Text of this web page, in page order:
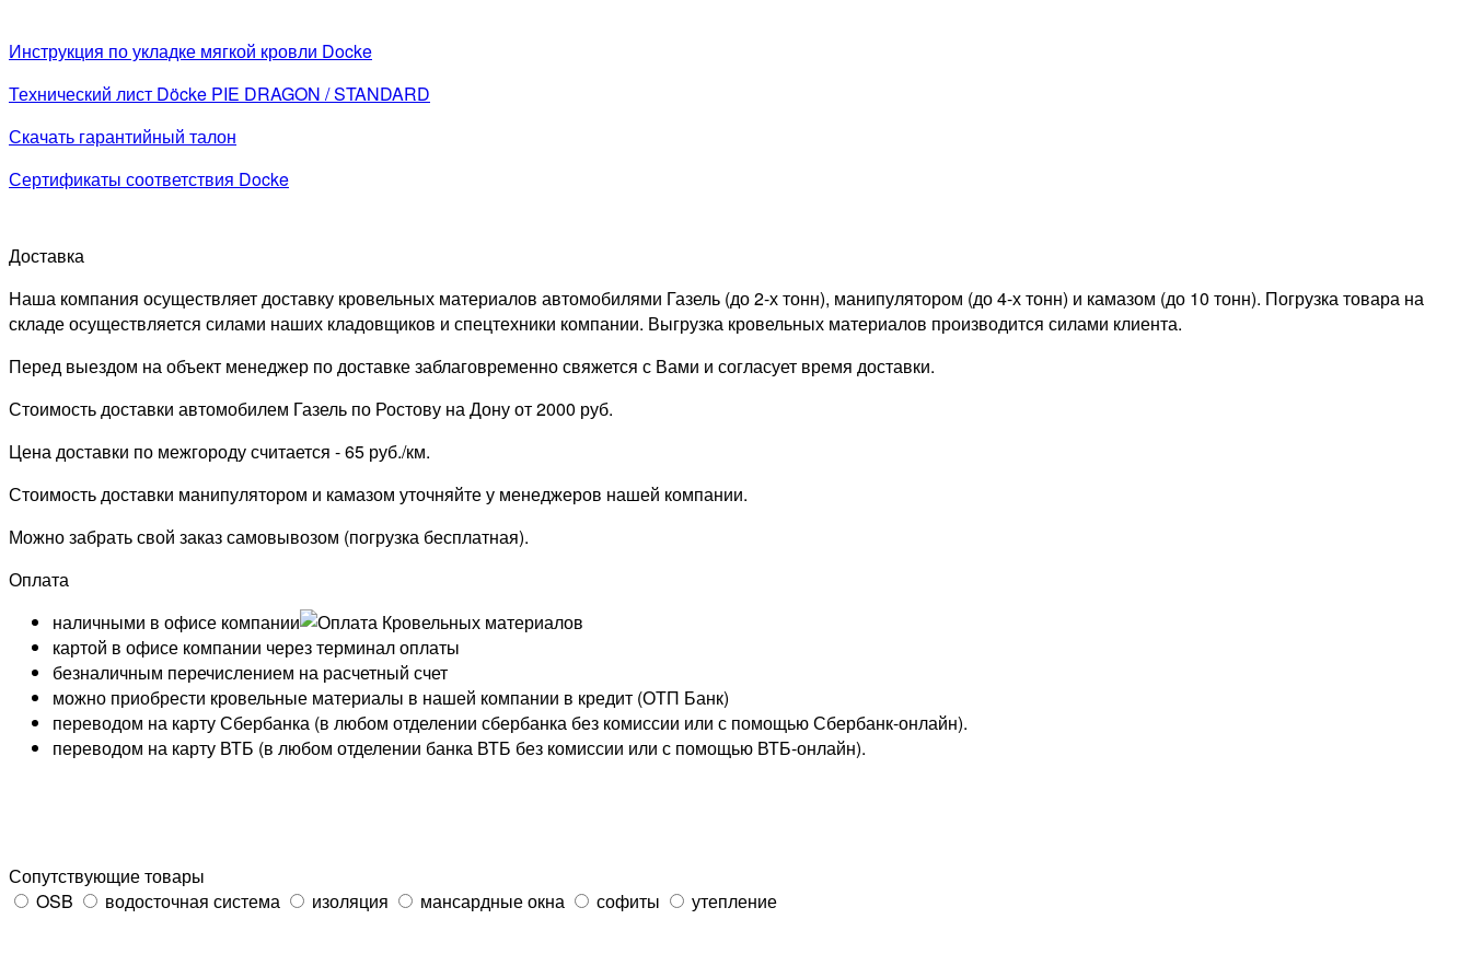
Инструкция по укладке мягкой кровли Docke
Технический лист Döcke PIE DRAGON / STANDARD
Скачать гарантийный талон
Сертификаты соответствия Docke
Доставка
Наша компания осуществляет доставку кровельных материалов автомобилями Газель (до 2-х тонн), манипулятором (до 4-х тонн) и камазом (до 10 тонн). Погрузка товара на
складе осуществляется силами наших кладовщиков и спецтехники компании. Выгрузка кровельных материалов производится силами клиента.
Перед выездом на объект менеджер по доставке заблаговременно свяжется с Вами и согласует время доставки.
Стоимость доставки автомобилем Газель по Ростову на Дону от 2000 руб.
Цена доставки по межгороду считается - 65 руб./км.
Стоимость доставки манипулятором и камазом уточняйте у менеджеров нашей компании.
Можно забрать свой заказ самовывозом (погрузка бесплатная).
Оплата
наличными в офисе компании
картой в офисе компании через терминал оплаты
безналичным перечислением на расчетный счет
можно приобрести кровельные материалы в нашей компании в кредит (ОТП Банк)
переводом на картуСбербанка (в любом отделении сбербанка без комиссии или с помощьюСбербанк-онлайн).
переводом на карту ВТБ (в любом отделении банка ВТБ без комиссии или с помощью ВТБ-онлайн).
Сопутствующие товары
OSB
водосточная система изоляция мансардные окна софиты утепление